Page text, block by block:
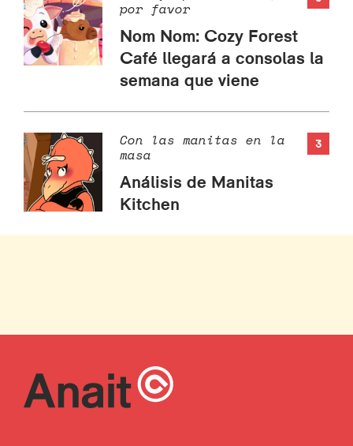
por favor
Nom Nom: Cozy Forest
Café llegará a consolas la
semana que viene
3
Con las manitas en la
masa
Análisis de Manitas
Kitchen